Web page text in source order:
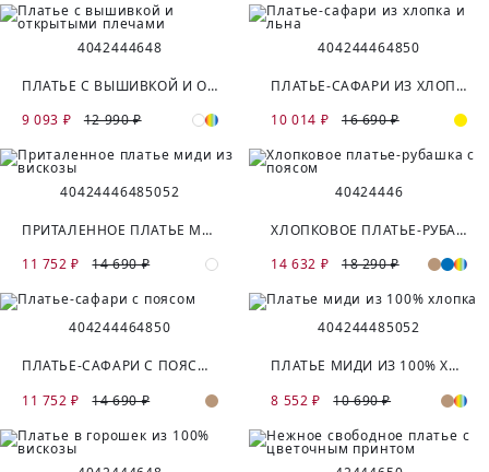
4042444648
ПЛАТЬЕ С ВЫШИВКОЙ И ОТКРЫТЫМИ ПЛЕЧАМИ
9 093 ₽
12 990 ₽
404244464850
ПЛАТЬЕ-САФАРИ ИЗ ХЛОПКА И ЛЬНА
10 014 ₽
16 690 ₽
40424446485052
ПРИТАЛЕННОЕ ПЛАТЬЕ МИДИ ИЗ ВИСКОЗЫ
11 752 ₽
14 690 ₽
40424446
ХЛОПКОВОЕ ПЛАТЬЕ-РУБАШКА С ПОЯСОМ
14 632 ₽
18 290 ₽
404244464850
ПЛАТЬЕ-САФАРИ С ПОЯСОМ
11 752 ₽
14 690 ₽
404244485052
ПЛАТЬЕ МИДИ ИЗ 100% ХЛОПКА
8 552 ₽
10 690 ₽